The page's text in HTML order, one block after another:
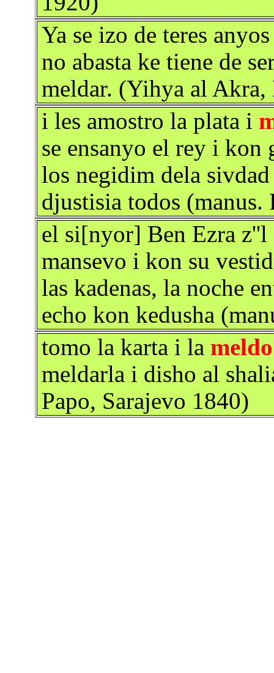
Ya se izo de teres
no abasta ke tiene de
meldar. (Yihya al
i les amostro la plata i
se ensanyo el rey i kon
los negidim dela
djustisia todos (manus.
el si[nyor] Ben Ezra
mansevo i kon su
las kadenas, la noche
echo kon kedusha
tomo la karta i la meldo
meldarla i disho al
Papo, Sarajevo 1840)